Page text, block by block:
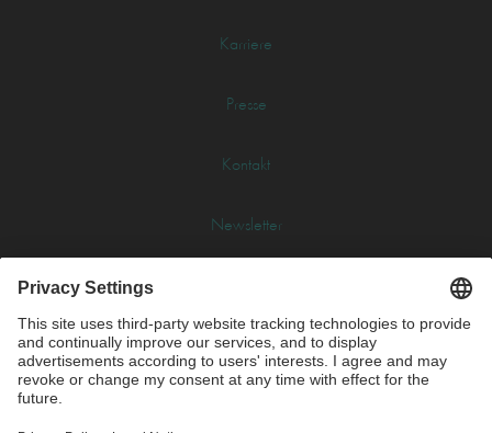
Karriere
Presse
Kontakt
Newsletter
Impressum